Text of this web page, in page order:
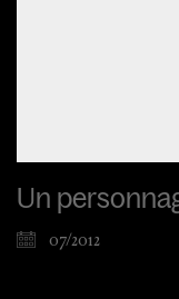
Un
07/2012